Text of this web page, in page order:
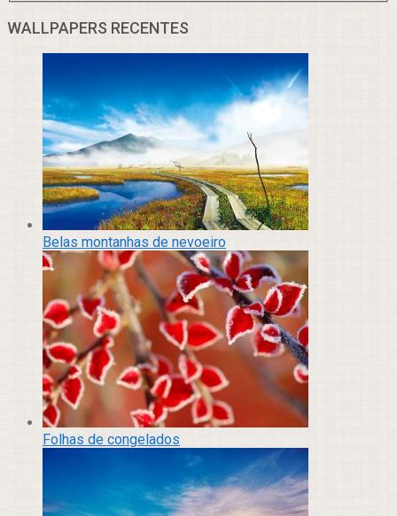
WALLPAPERS RECENTES
Belas montanhas de nevoeiro
Folhas de congelados